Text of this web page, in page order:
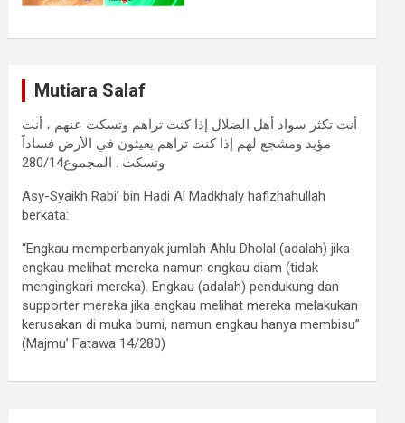
Mutiara Salaf
أنت تكثر سواد أهل الضلال إذا كنت تراهم وتسكت عنهم ، أنت
مؤيد ومشجع لهم إذا كنت تراهم يعيثون في الأرض فساداً
وتسكت . المجموع280/14
Asy-Syaikh Rabi’ bin Hadi Al Madkhaly hafizhahullah
berkata:
“Engkau memperbanyak jumlah Ahlu Dholal (adalah) jika
engkau melihat mereka namun engkau diam (tidak
mengingkari mereka). Engkau (adalah) pendukung dan
supporter mereka jika engkau melihat mereka melakukan
kerusakan di muka bumi, namun engkau hanya membisu”
(Majmu’ Fatawa 14/280)